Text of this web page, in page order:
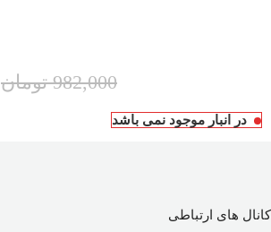
982,000 تومان
در انبار موجود نمی باشد
کانال های ارتباطی